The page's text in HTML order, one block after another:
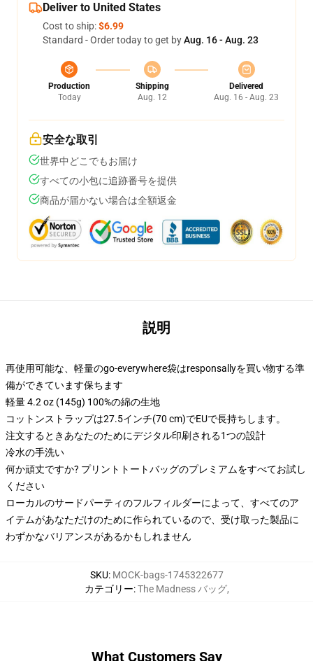
Deliver to United States
Cost to ship:$6.99
Standard - Order today to get byAug. 16 - Aug. 23
Production
Today
Shipping
Aug. 12
Delivered
Aug. 16 - Aug. 23
安全な取引
世界中どこでもお届け
すべての小包に追跡番号を提供
商品が届かない場合は全額返金
説明
再使用可能な、軽量のgo-everywhere袋はresponsallyを買い物する準
備ができています保ちます
軽量 4.2 oz (145g) 100%の綿の生地
コットンストラップは27.5インチ(70 cm)でEUで長持ちします。
注文するときあなたのためにデジタル印刷される1つの設計
冷水の手洗い
何か頑丈ですか? プリントトートバッグのプレミアムをすべてお試し
ください
ローカルのサードパーティのフルフィルダーによって、すべてのア
イテムがあなただけのために作られているので、受け取った製品に
わずかなバリアンスがあるかもしれません
SKU: MOCK-bags-1745322677
カテゴリー:The Madness バッグ,
What Customers Say